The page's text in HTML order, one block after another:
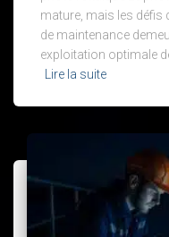
mature, mais les défis
de maintenance
exploitation optimale
Lire la suite